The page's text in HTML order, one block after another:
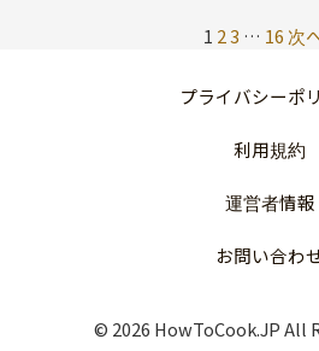
1 23 … 16 次
プライバシーポ
利用規約
運営者情報
お問い合わ
© 2026 HowToCook.JP All